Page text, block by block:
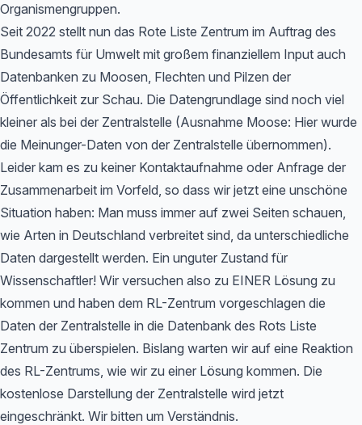
Organismengruppen.
Seit 2022 stellt nun das Rote Liste Zentrum im Auftrag des
Bundesamts für Umwelt mit großem finanziellem Input auch
Datenbanken zu Moosen, Flechten und Pilzen der
Öffentlichkeit zur Schau. Die Datengrundlage sind noch viel
kleiner als bei der Zentralstelle (Ausnahme Moose: Hier wurde
die Meinunger-Daten von der Zentralstelle übernommen).
Leider kam es zu keiner Kontaktaufnahme oder Anfrage der
Zusammenarbeit im Vorfeld, so dass wir jetzt eine unschöne
Situation haben: Man muss immer auf zwei Seiten schauen,
wie Arten in Deutschland verbreitet sind, da unterschiedliche
Daten dargestellt werden. Ein unguter Zustand für
Wissenschaftler! Wir versuchen also zu EINER Lösung zu
kommen und haben dem RL-Zentrum vorgeschlagen die
Daten der Zentralstelle in die Datenbank des Rots Liste
Zentrum zu überspielen. Bislang warten wir auf eine Reaktion
des RL-Zentrums, wie wir zu einer Lösung kommen. Die
kostenlose Darstellung der Zentralstelle wird jetzt
eingeschränkt. Wir bitten um Verständnis.